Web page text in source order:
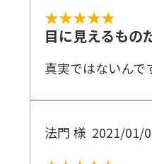
★★★★★
目に見えるもの
真実ではないんで
法門 様 2021/01/